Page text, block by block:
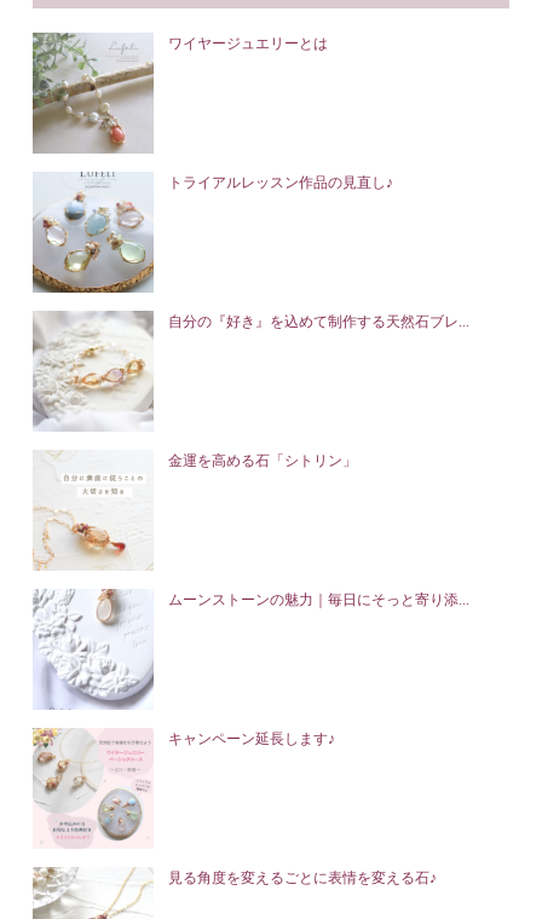
ワイヤージュエリーとは
トライアルレッスン作品の見直し♪
自分の『好き』を込めて制作する天然石ブレ...
金運を高める石「シトリン」
ムーンストーンの魅力｜毎日にそっと寄り添...
キャンペーン延長します♪
見る角度を変えるごとに表情を変える石♪